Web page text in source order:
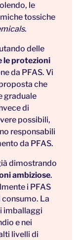
le
tossiche
.
delle
le protezioni
da PFAS. Vi
che
graduale
di
possibili,
responsabili
da PFAS.
dimostrando
ambiziose.
i PFAS
La
imballaggi
e nei
livelli di